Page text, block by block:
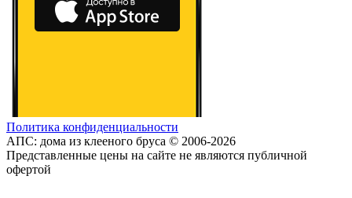
Политика конфиденциальности
АПС: дома из клееного бруса © 2006-2026
Представленные цены на сайте не являются публичной
офертой